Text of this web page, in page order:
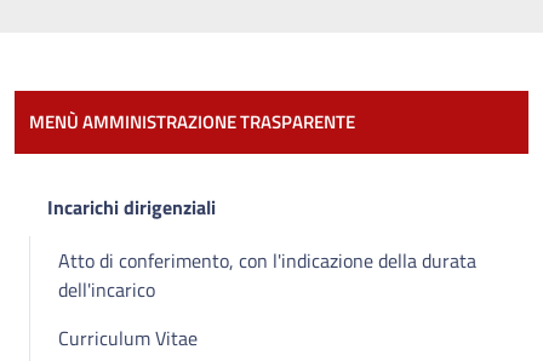
MENÙ AMMINISTRAZIONE TRASPARENTE
Incarichi dirigenziali
Atto di conferimento, con l'indicazione della durata
dell'incarico
Curriculum Vitae